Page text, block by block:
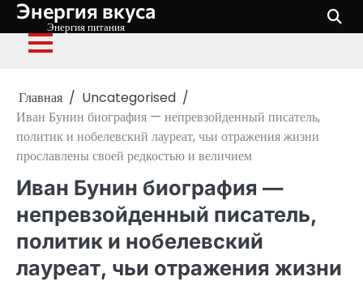
Перейти
содержимому
Энергия вкуса
Энергия питания
Главная
Uncategorised
Иван Бунин биография — непревзойденный писатель,
политик и нобелевский лауреат, чьи отражения жизни
прославлены своей редкостью и величием
Иван Бунин биография —
непревзойденный писатель,
политик и нобелевский
лауреат, чьи отражения жизни